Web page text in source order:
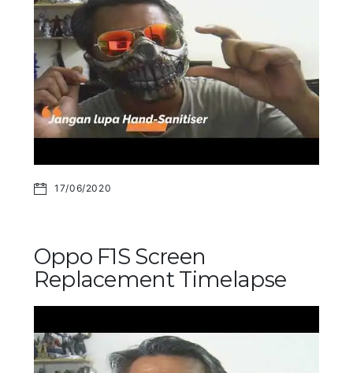
17/06/2020
Oppo F1S Screen
Replacement Timelapse